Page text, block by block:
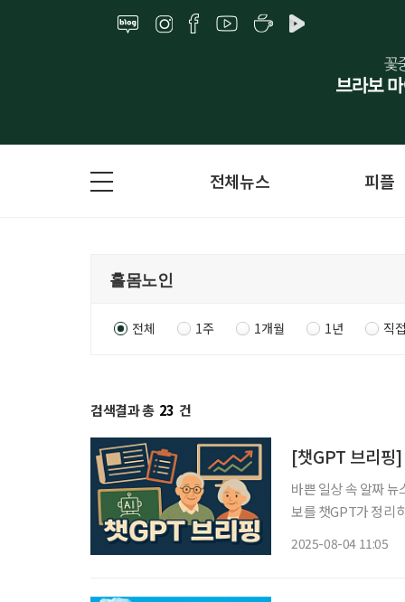
전체뉴스 피플
전체 1주 1개월 1년 직
검색결과 총 23 건
[챗GPT 브리핑
바쁜 일상 속 알짜
보를 챗GPT가 정리하고 편집
2025-08-04 11:05